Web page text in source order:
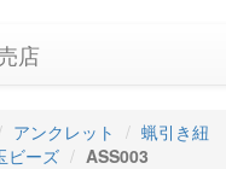
店
アンクレット
蝋引き紐
ビーズ
ASS003